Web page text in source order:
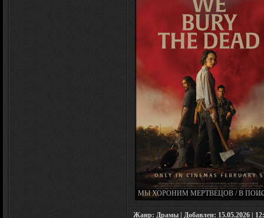
МЫ ХОРОНИМ МЕРТВЕЦОВ / В
ЖИВЫХ / WE BURY THE DEAD
Жанр: Драмы | Добавлен: 15.05.2026 |